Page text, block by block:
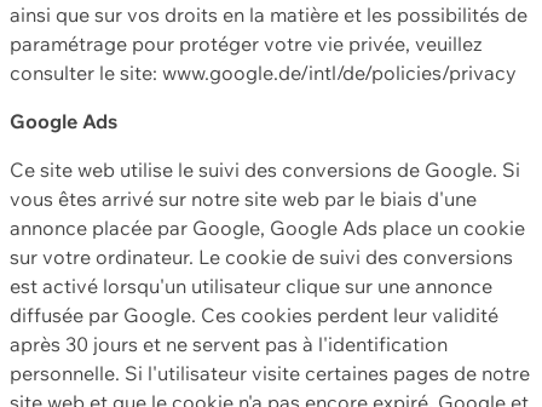
ainsi que sur vos droits en la matière et les possibilités de
paramétrage pour protéger votre vie privée, veuillez
consulter le site: www.google.de/intl/de/policies/privacy
Google Ads
Ce site web utilise le suivi des conversions de Google. Si
vous êtes arrivé sur notre site web par le biais d'une
annonce placée par Google, Google Ads place un cookie
sur votre ordinateur. Le cookie de suivi des conversions
est activé lorsqu'un utilisateur clique sur une annonce
diffusée par Google. Ces cookies perdent leur validité
après 30 jours et ne servent pas à l'identification
personnelle. Si l'utilisateur visite certaines pages de notre